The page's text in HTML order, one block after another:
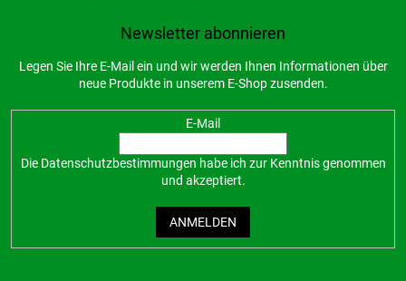
Newsletter abonnieren
Legen Sie Ihre E-Mail ein und wir werden Ihnen Informationen über
neue Produkte in unserem E-Shop zusenden.
E-Mail
Die Datenschutzbestimmungen habe ich zur Kenntnis genommen
und akzeptiert.
ANMELDEN